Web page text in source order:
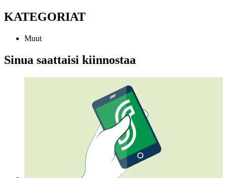
KATEGORIAT
Muut
Sinua saattaisi kiinnostaa